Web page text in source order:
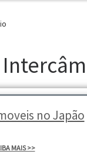
no Japão
MAIS >>